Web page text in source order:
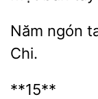
Năm ngón
Chi.
**15**